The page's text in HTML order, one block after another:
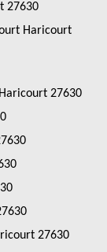
27630
Haricourt
27630
27630